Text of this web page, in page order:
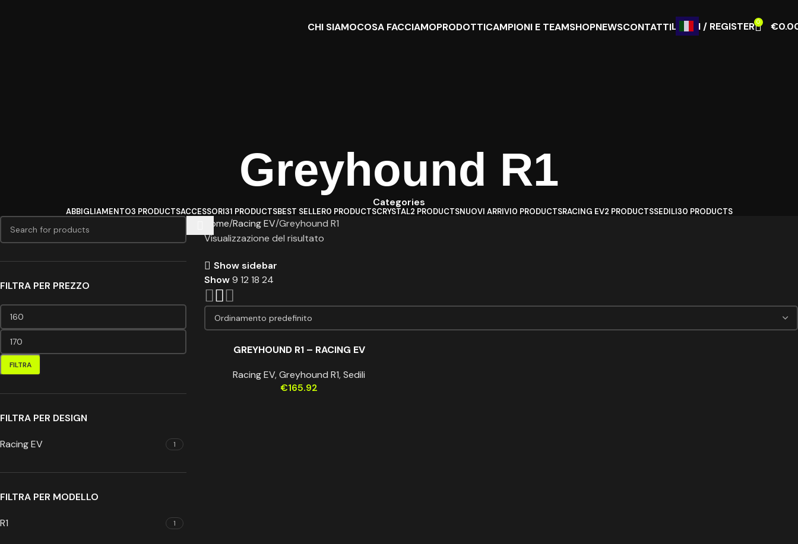
CHI SIAMOCOSA FACCIAMOPRODOTTICAMPIONI E TEAMSHOPNEWSCONTATTILOGIN / REGISTER 0 €
Greyhound R1
Categories
ABBIGLIAMENTO3 PRODUCTSACCESSORI31 PRODUCTSBEST SELLER0 PRODUCTSCRYSTAL2 PRODUCTSNUOVI ARRIVI0 PRODUCTSRACING EV2 PRODUCTSSEDILI30 PRODUCTS
FILTRA PER PREZZO
FILTRA
FILTRA PER DESIGN
Racing EV 1
FILTRA PER MODELLO
R1 1
Home Racing EV Greyhound R1
Visualizzazione del risultato
Show sidebar
Show9 12 18 24
GREYHOUND R1 – RACING EV
Racing EV,Greyhound R1,Sedili
€165.92